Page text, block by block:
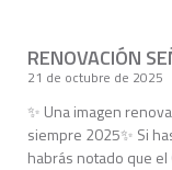
RENOVACIÓN
21 de octubre de 2025
✨ Una imagen
siempre 2025✨ Si
habrás notado que el